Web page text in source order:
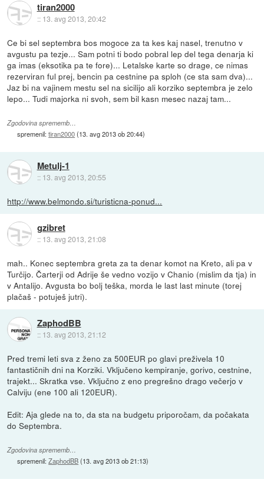
tiran2000
:: 13. avg 2013, 20:42
Ce bi sel septembra bos mogoce za ta kes kaj nasel, trenutno v
avgustu pa tezje... Sam potni ti bodo pobral lep del tega denarja ki
ga imas (eksotika pa te fore)... Letalske karte so drage, ce nimas
rezerviran ful prej, bencin pa cestnine pa sploh (ce sta sam dva)...
Jaz bi na vajinem mestu sel na sicilijo ali korziko septembra je zelo
lepo... Tudi majorka ni svoh, sem bil kasn mesec nazaj tam...
Zgodovina sprememb…
spremenil:tiran2000(13. avg 2013 ob 20:44)
Metulj-1
:: 13. avg 2013, 20:55
http://www.belmondo.si/turisticna-ponud...
gzibret
:: 13. avg 2013, 21:08
mah.. Konec septembra greta za ta denar komot na Kreto, ali pa v
Turčijo. Čarterji od Adrije še vedno vozijo v Chanio (mislim da tja) in
v Antalijo. Avgusta bo bolj teška, morda le last last minute (torej
plačaš - potuješ jutri).
ZaphodBB
:: 13. avg 2013, 21:12
Pred tremi leti sva z ženo za 500EUR po glavi preživela 10
fantastičnih dni na Korziki. Vključeno kempiranje, gorivo, cestnine,
trajekt... Skratka vse. Vključno z eno pregrešno drago večerjo v
Calviju (ene 100 ali 120EUR).
Edit: Aja glede na to, da sta na budgetu priporočam, da počakata
do Septembra.
Zgodovina sprememb…
spremenil:ZaphodBB(13. avg 2013 ob 21:13)